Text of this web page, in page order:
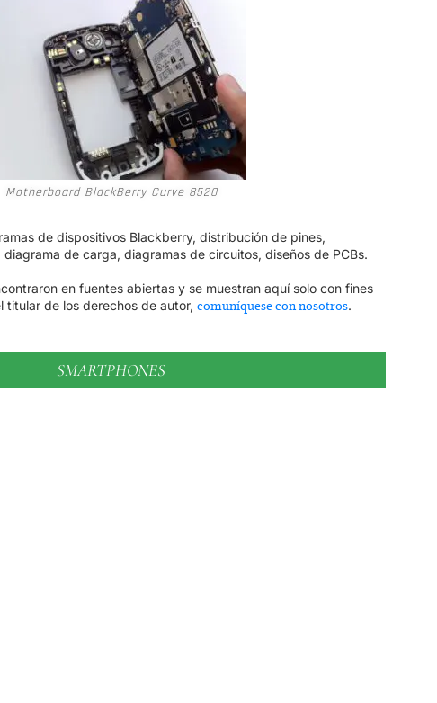
Motherboard BlackBerry Curve 8520
de dispositivos Blackberry, distribución de pines,
de carga, diagramas de circuitos, diseños de PCBs.
en fuentes abiertas y se muestran aquí solo con fines
titular de los derechos de autor, comuníquese con nosotros.
SMARTPHONES